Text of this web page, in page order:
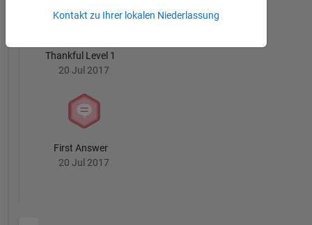
Thankful Level 1
20 Jul 2017
First Answer
20 Jul 2017
Kontakt zu Ihrer lokalen Niederlassung